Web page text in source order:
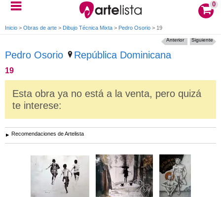
0
Inicio > Obras de arte > Dibujo Técnica Mixta > Pedro Osorio > 19
Pedro Osorio República Dominicana
19
Siguiente
Anterior
Esta obra ya no está a la venta, pero quizá
te interese:
Recomendaciones de Artelista